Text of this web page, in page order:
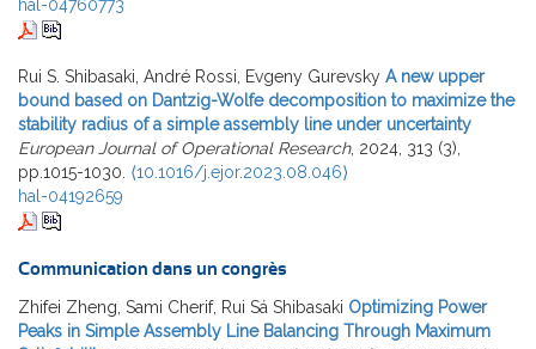
hal-04760773
Rui S. Shibasaki, André Rossi, Evgeny Gurevsky A new upper
bound based on Dantzig-Wolfe decomposition to maximize the
stability radius of a simple assembly line under uncertainty
European Journal of Operational Research, 2024, 313 (3),
pp.1015-1030. ⟨10.1016/j.ejor.2023.08.046⟩
hal-04192659
Communication dans un congrès
Zhifei Zheng, Sami Cherif, Rui Sá Shibasaki Optimizing Power
Peaks in Simple Assembly Line Balancing Through Maximum